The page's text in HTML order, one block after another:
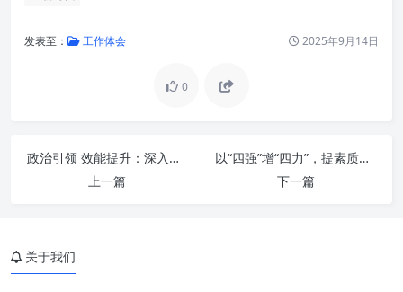
发表至： 工作体会 2025年9月14日
0
政治引领 效能提升：深入贯彻习近平总书记重要指示精神 着力推动办公室工作高质量发展
上一篇
以“四强”增“四力”，提素质谱新篇：新时代高质量发展核心密码
下一篇
深刻领会核心要义：习近平思想
的时代光芒
关于我们